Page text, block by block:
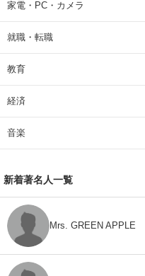
家電・PC・カメラ
就職・転職
教育
経済
音楽
新着著名人一覧
Mrs. GREEN APPLE